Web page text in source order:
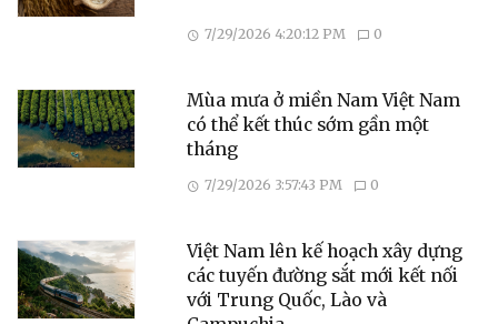
7/29/2026 4:20:12 PM 0
Mùa mưa ở miền Nam Việt Nam
có thể kết thúc sớm gần một
tháng
7/29/2026 3:57:43 PM 0
Việt Nam lên kế hoạch xây dựng
các tuyến đường sắt mới kết nối
với Trung Quốc, Lào và